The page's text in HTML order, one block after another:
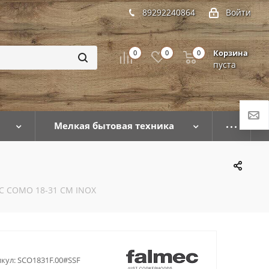
Войти
89292240864
0 0 Корзина
пуста
0
Мелкая бытовая техника
COMO 18-31 CM INOX
SCO1831F.00#SSF